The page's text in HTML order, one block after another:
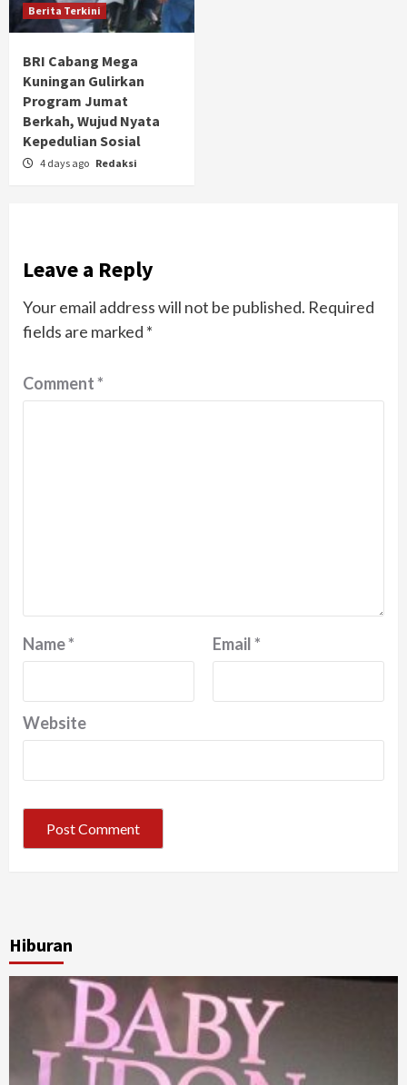
Berita Terkini
BRI Cabang Mega
Kuningan Gulirkan
Program Jumat
Berkah, Wujud Nyata
Kepedulian Sosial
4 days ago Redaksi
Leave a Reply
Your email address will not be published. Required
fields are marked *
Comment*
Name* Email*
Website
Hiburan